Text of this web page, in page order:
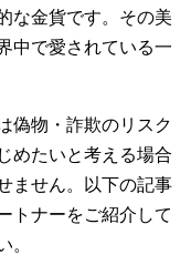
な金貨です。その美
中で愛されている一
偽物・詐欺のリスク
めたいと考える場合
ません。以下の記事
トナーをご紹介して
。